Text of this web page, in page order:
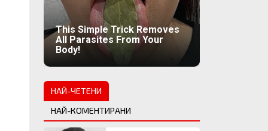
This Simple Trick Removes
All Parasites From Your
Body!
НАЙ-ЧЕТЕНИ
НАЙ-КОМЕНТИРАНИ